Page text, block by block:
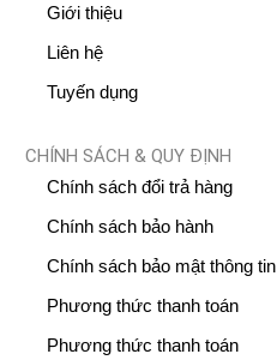
Giới thiệu
Liên hệ
Tuyến dụng
CHÍNH SÁCH & QUY ĐỊNH
Chính sách đổi trả hàng
Chính sách bảo hành
Chính sách bảo mật thông tin
Phương thức thanh toán
Phương thức thanh toán